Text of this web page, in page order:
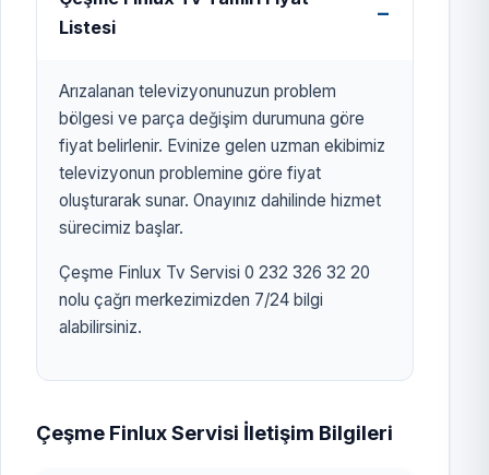
Listesi
Arızalanan televizyonunuzun problem
bölgesi ve parça değişim durumuna göre
fiyat belirlenir. Evinize gelen uzman ekibimiz
televizyonun problemine göre fiyat
oluşturarak sunar. Onayınız dahilinde hizmet
sürecimiz başlar.
Çeşme Finlux Tv Servisi 0 232 326 32 20
nolu çağrı merkezimizden 7/24 bilgi
alabilirsiniz.
Çeşme Finlux Servisi İletişim Bilgileri